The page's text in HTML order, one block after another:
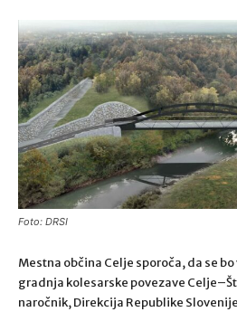
Foto: DRSI
Mestna občina Celje sporoča, da se
gradnja kolesarske povezave
naročnik, Direkcija Republike